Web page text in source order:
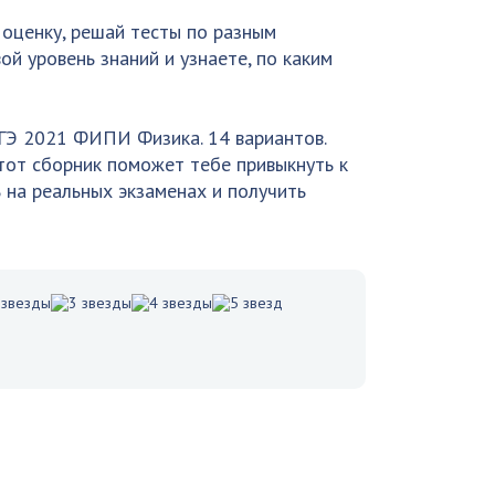
решай тесты по разным
уровень знаний и узнаете, по каким
2021 ФИПИ Физика. 14 вариантов.
сборник поможет тебе привыкнуть к
реальных экзаменах и получить